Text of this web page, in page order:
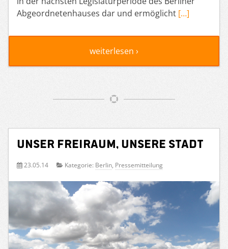
Abgeordnetenhauses dar und ermöglicht […]
weiterlesen ›
Unser Freiraum, unsere Stadt
23.05.14 Kategorie: Berlin, Pressemitteilung